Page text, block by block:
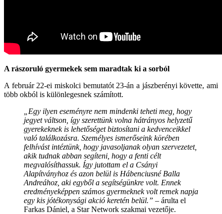
A rászoruló gyermekek sem maradtak ki a sorból
A február 22-ei miskolci bemutatót 23-án a jászberényi követte, ami
több okból is különlegesnek számított.
„Egy ilyen eseményre nem mindenki teheti meg, hogy
jegyet váltson, így szerettünk volna hátrányos helyzetű
gyerekeknek is lehetőséget biztosítani a kedvenceikkel
való találkozásra. Személyes ismerőseink körében
felhívást intéztünk, hogy javasoljanak olyan szervezetet,
akik tudnak abban segíteni, hogy a fenti célt
megvalósíthassuk. Így jutottam el a Csányi
Alapítványhoz és azon belül is Hábenciusné Balla
Andreához, aki egyből a segítségünkre volt. Ennek
eredményeképpen számos gyermeknek volt remek napja
egy kis jótékonysági akció keretén belül.” – árulta el
Farkas Dániel, a Star Network szakmai vezetője.